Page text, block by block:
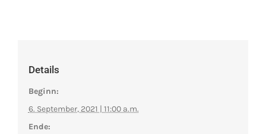
Details
Beginn:
6. September, 2021 | 11:00 a.m.
Ende: